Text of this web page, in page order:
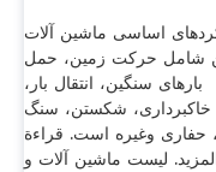
اساسی ماشین آلات
شامل حرکت زمین، حمل
بارهای سنگین، انتقال بار،
خاکبرداری، شکستن، سنگ
وغیره است. قراءة
لیست ماشین آلات و